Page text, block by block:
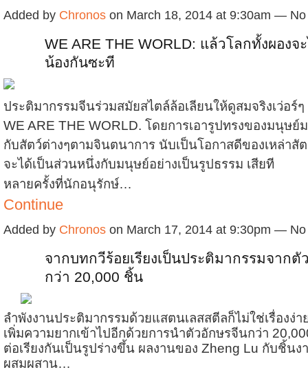
Added by Chronos on March 18, 2014 at 9:30am —
WE ARE THE WORLD: แล้วโลกทั้งผองจ
น้องกันซะที
ประติมากรรมจีนร่วมสมัยสไตล์ล้อเลียนให้ดูสมจริงเว่อร์
WE ARE THE WORLD. โดยการเอารูปทรงของมนุษย์
กับสัตว์ต่างๆตามจินตนาการ นับเป็นโอกาสดีของเหล่าสั
จะได้เป็นส่วนหนึ่งกับมนุษย์อย่างเป็นรูปธรรม เสียที
หลายครั้งที่นักอนุรักษ์…
Continue
Added by Chronos on March 17, 2014 at 9:30pm —
จากบทกวีร้อยเรียงเป็นประติมากรรมจากตั
กว่า 20,000 ชิ้น
ลำพังงานประติมากรรมด้วยแสตนเลสสตีลก็ไม่ใช่เรื่องง่
เพิ่มความยากเข้าไปอีกด้วยการนำตัวอักษรจีนกว่า
ต่อเรียงกันเป็นรูปร่างขึ้น ผลงานของ Zheng Lu กับชิ้นง
ผสมผสาน…